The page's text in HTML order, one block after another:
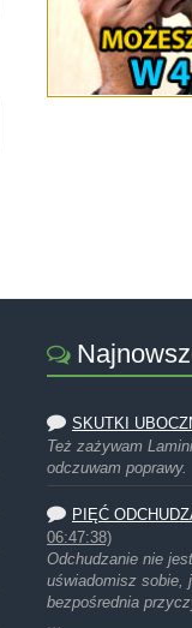
SKUTKI
Też zażywam
odczuwam poprawy.
PIĘĆ
06:47:38)
Odchudzanie nie
uświadomisz sobie,
bezpośrednia
…